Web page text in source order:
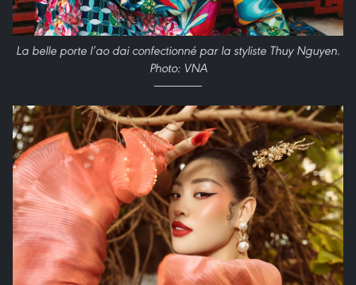
La belle porte l’ao dai confectionné par la styliste Thuy Nguyen.
Photo: VNA